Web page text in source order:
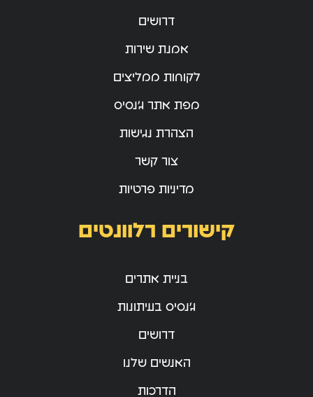
דרושים
אמנת שירות
לקוחות ממליצים
מפת אתר ג’נסיס
הצהרת נגישות
צור קשר
מדיניות פרטיות
קישורים רלוונטים
בניית אתרים
ג’נסיס בעיתונות
דרושים
האנשים שלנו
הדרכות